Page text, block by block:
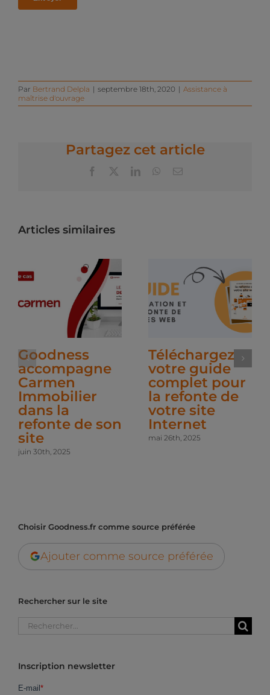
Par Bertrand Delpla | septembre 18th, 2020 | Assistance à
maîtrise d'ouvrage
Partagez cet article
Facebook LinkedInWhatsApp
Email
Articles similaires
Goodness
accompagne
Carmen
Immobilier
dans la
refonte de son
site
juin 30th, 2025
Téléchargez
votre guide
complet pour
la refonte de
votre site
Internet
mai 26th, 2025
Choisir Goodness.fr comme source préférée
Ajouter comme source préférée
Rechercher sur le site
Rechercher:
Inscription newsletter